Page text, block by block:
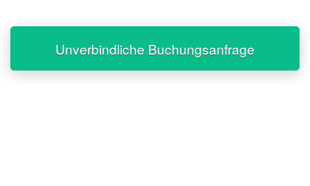
Unverbindliche Buchungsanfrage